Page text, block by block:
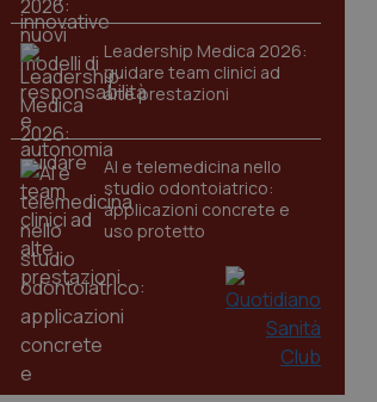
Leadership Medica 2026:
guidare team clinici ad
alte prestazioni
AI e telemedicina nello
studio odontoiatrico:
applicazioni concrete e
uso protetto